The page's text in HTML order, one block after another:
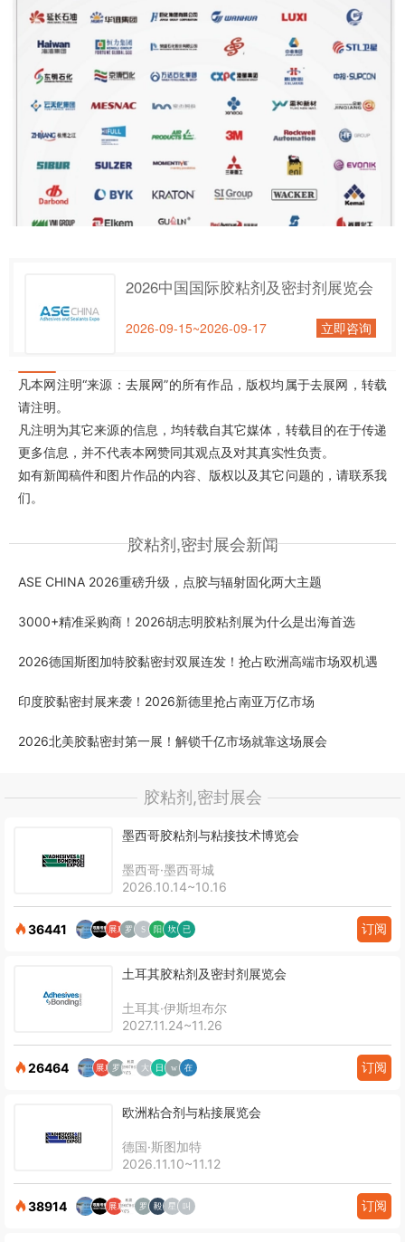
2026中国国际胶粘剂及密封剂展览会
2026-09-15~2026-09-17 立即咨询
凡本网注明“来源：去展网”的所有作品，版权均属于去展网，转载
请注明。
凡注明为其它来源的信息，均转载自其它媒体，转载目的在于传递
更多信息，并不代表本网赞同其观点及对其真实性负责。
如有新闻稿件和图片作品的内容、版权以及其它问题的，请联系我
们。
胶粘剂,密封展会新闻
ASE CHINA 2026重磅升级，点胶与辐射固化两大主题
3000+精准采购商！2026胡志明胶粘剂展为什么是出海首选
2026德国斯图加特胶黏密封双展连发！抢占欧洲高端市场双机遇
印度胶黏密封展来袭！2026新德里抢占南亚万亿市场
2026北美胶黏密封第一展！解锁千亿市场就靠这场展会
胶粘剂,密封展会
墨西哥胶粘剂与粘接技术博览会
墨西哥·墨西哥城
2026.10.14~10.16
36441 订阅
土耳其胶粘剂及密封剂展览会
土耳其·伊斯坦布尔
2027.11.24~11.26
26464 订阅
欧洲粘合剂与粘接展览会
德国·斯图加特
2026.11.10~11.12
38914 订阅